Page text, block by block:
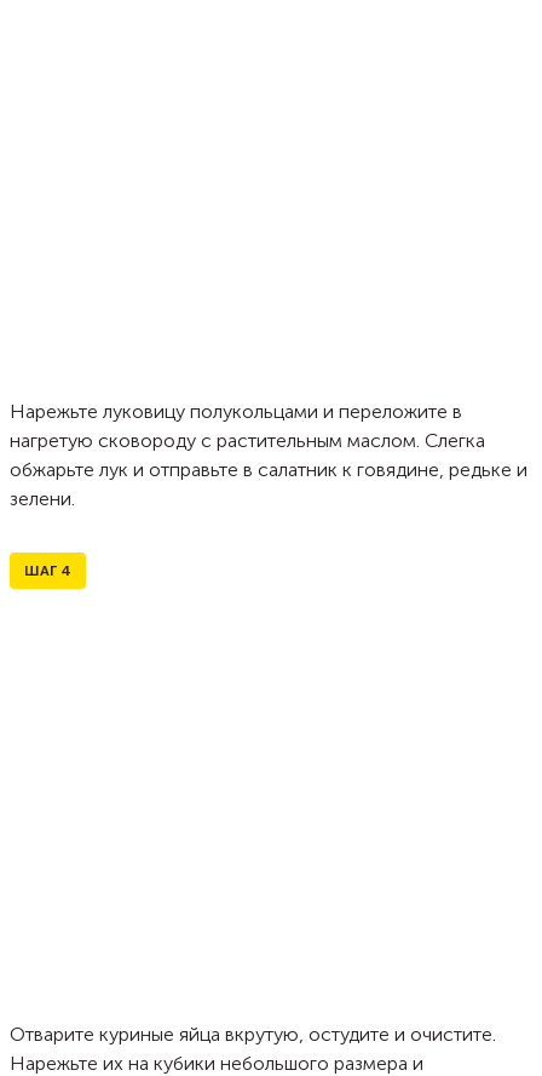
Нарежьте луковицу полукольцами и переложите в
нагретую сковороду с растительным маслом. Слегка
обжарьте лук и отправьте в салатник к говядине, редьке и
зелени.
ШАГ 4
Отварите куриные яйца вкрутую, остудите и очистите.
Нарежьте их на кубики небольшого размера и